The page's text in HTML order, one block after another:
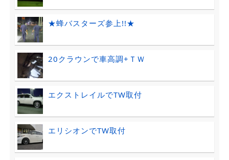
★蜂バスターズ参上!!★
20クラウンで車高調+ＴＷ
エクストレイルでTW取付
エリシオンでTW取付